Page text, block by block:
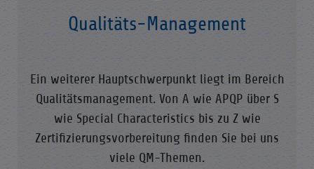
Qualitäts-Management
Ein weiterer Hauptschwerpunkt liegt im Bereich
Qualitätsmanagement. Von A wie APQP über S
wie Special Characteristics bis zu Z wie
Zertifizierungsvorbereitung finden Sie bei uns
viele QM-Themen.